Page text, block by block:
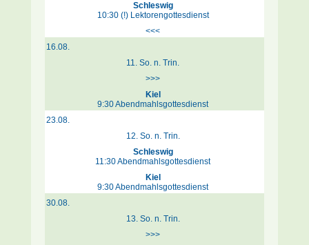
Schleswig
10:30 (!) Lektorengottesdienst
<<<
16.08.
11. So. n. Trin.
>>>
Kiel
9:30 Abendmahlsgottesdienst
23.08.
12. So. n. Trin.
Schleswig
11:30 Abendmahlsgottesdienst
Kiel
9:30 Abendmahlsgottesdienst
30.08.
13. So. n. Trin.
>>>